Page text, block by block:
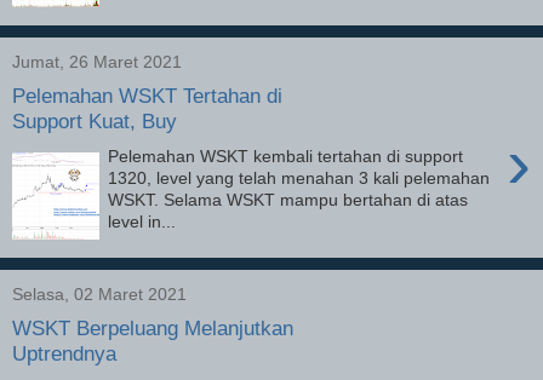
Jumat, 26 Maret 2021
Pelemahan WSKT Tertahan di
Support Kuat, Buy
›
Pelemahan WSKT kembali tertahan di support
1320, level yang telah menahan 3 kali pelemahan
WSKT. Selama WSKT mampu bertahan di atas
level in...
Selasa, 02 Maret 2021
WSKT Berpeluang Melanjutkan
Uptrendnya